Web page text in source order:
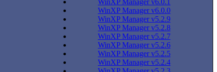
WinXP Manager v6.0.1
WinXP Manager v6.0.0
WinXP Manager v5.2.9
WinXP Manager v5.2.8
WinXP Manager v5.2.7
WinXP Manager v5.2.6
WinXP Manager v5.2.5
WinXP Manager v5.2.4